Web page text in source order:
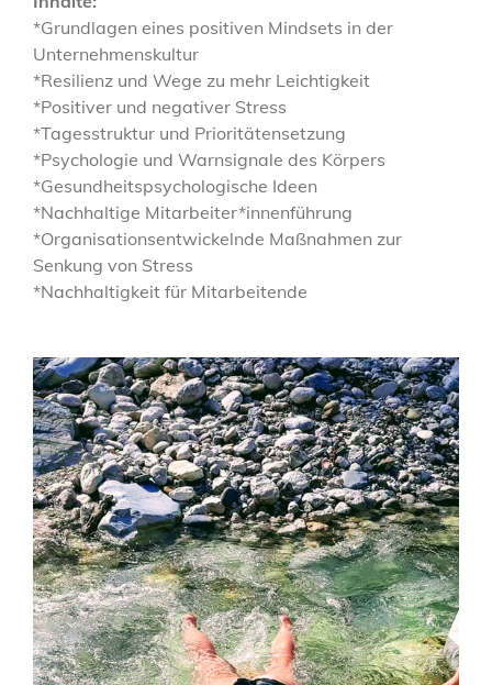
*Grundlagen eines positiven Mindsets in der
Unternehmenskultur
*Resilienz und Wege zu mehr Leichtigkeit
*Positiver und negativer Stress
*Tagesstruktur und Prioritätensetzung
*Psychologie und Warnsignale des Körpers
*Gesundheitspsychologische Ideen
*Nachhaltige Mitarbeiter*innenführung
*Organisationsentwickelnde Maßnahmen zur
Senkung von Stress
*Nachhaltigkeit für Mitarbeitende